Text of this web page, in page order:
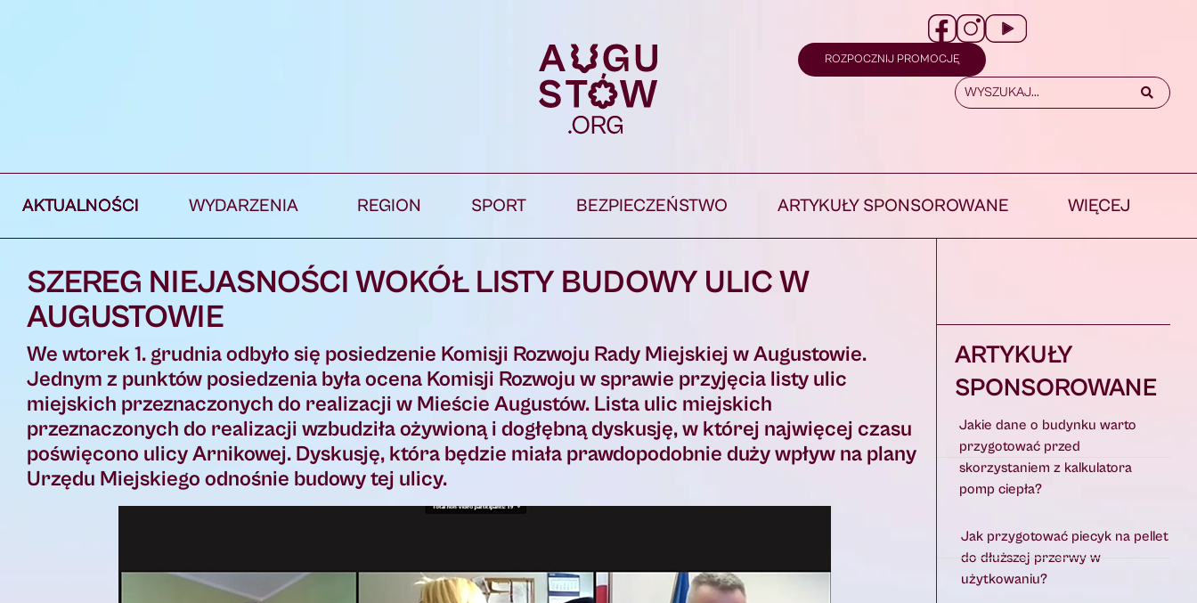
ROZPOCZNIJ PROMOCJĘ
AKTUALNOŚCI WYDARZENIA REGION SPORT BEZPIECZEŃSTWO ARTYKUŁY SPONSOROWANE WIĘCEJ
SZEREG NIEJASNOŚCI WOKÓŁ LISTY BUDOWY ULIC W
AUGUSTOWIE
We wtorek 1. grudnia odbyło się posiedzenie Komisji Rozwoju Rady Miejskiej w Augustowie.
Jednym z punktów posiedzenia była ocena Komisji Rozwoju w sprawie przyjęcia listy ulic
miejskich przeznaczonych do realizacji w Mieście Augustów. Lista ulic miejskich
przeznaczonych do realizacji wzbudziła ożywioną i dogłębną dyskusję, w której najwięcej czasu
poświęcono ulicy Arnikowej. Dyskusję, która będzie miała prawdopodobnie duży wpływ na plany
Urzędu Miejskiego odnośnie budowy tej ulicy.
ARTYKUŁY
SPONSOROWANE
Jakie dane o budynku warto
przygotować przed
skorzystaniem z kalkulatora
pomp ciepła?
Jak przygotować piecyk na pellet
do dłuższej przerwy w
użytkowaniu?